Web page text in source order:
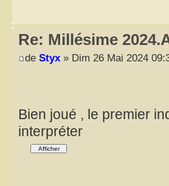
Re: Millésime
de Styx » Dim 26 Mai 2024
Bien joué , le premier
interpréter